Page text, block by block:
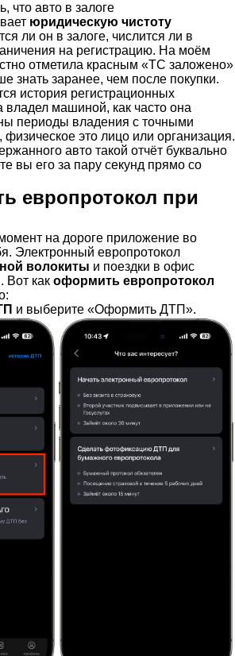
что авто в залоге
юридическую чистоту
ли он в залоге, числится ли в
на регистрацию. На моём
отметила красным «ТС заложено»
знать заранее, чем после покупки.
история регистрационных
владел машиной, как часто она
периоды владения с точными
это лицо или организация.
авто такой отчёт буквально
вы его за пару секунд прямо со
европротокол при
на дороге приложение во
Электронный европротокол
волокиты и поездки в офис
Вот как оформить европротокол
и выберите «Оформить ДТП».